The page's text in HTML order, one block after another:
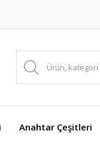
Anahtar Çeşitleri